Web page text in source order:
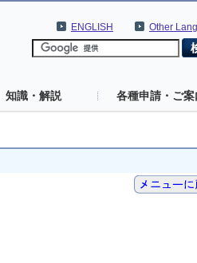
Other
ENGLISH
知識・解説 各種申請・ご案